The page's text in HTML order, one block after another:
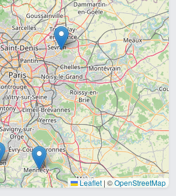
Leaflet | ©OpenStreetMap